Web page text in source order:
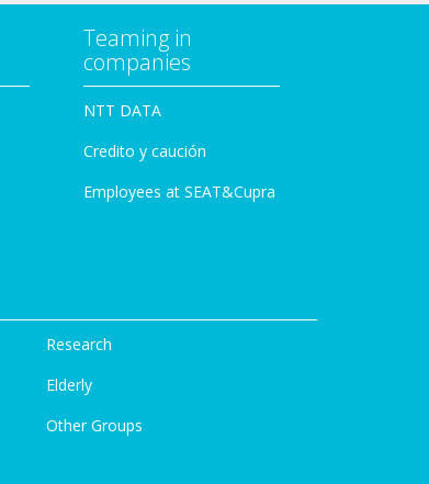
Teaming in
companies
NTT DATA
Credito y caución
Employees at SEAT&Cupra
Research
Elderly
Other Groups